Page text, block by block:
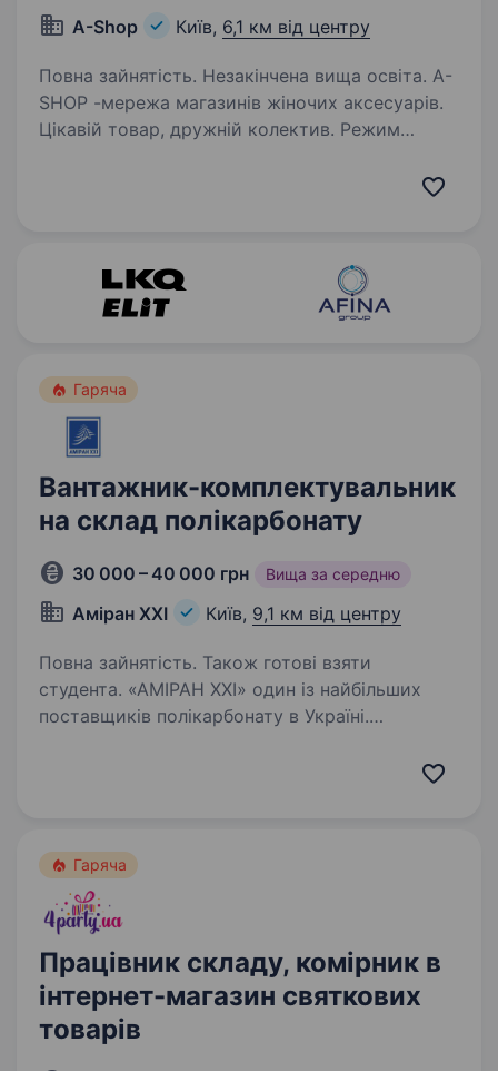
A-Shop
Київ, 6,1 км від центру
Повна зайнятість. Незакінчена вища освіта. A-
SHOP -мережа магазинів жіночих аксесуарів.
Цікавій товар, дружній колектив. Режим
роботи, зміни можуть припадати на суботу і
Гаряча
Вантажник-комплектувальник
на склад полікарбонату
30 000 – 40 000 грн Вища за середню
Аміран ХХІ Київ, 9,1 км від центру
Повна зайнятість. Також готові взяти
студента. «АМІРАН XXI» один із найбільших
поставщиків полікарбонату в Україні.
Гаряча
Працівник складу, комірник в
інтернет-магазин святкових
товарів